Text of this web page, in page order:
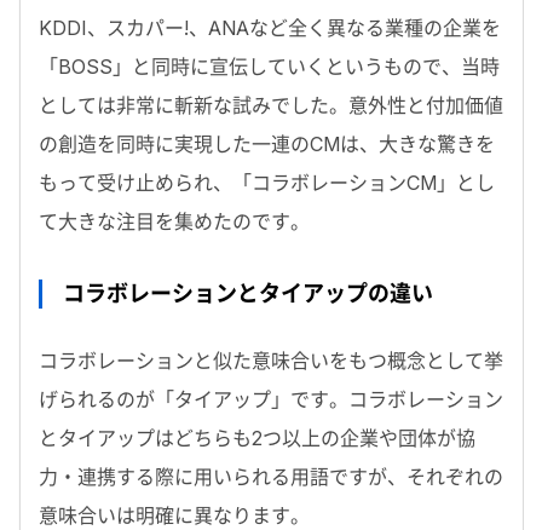
KDDI、スカパー!、ANAなど全く異なる業種の企業を
「BOSS」と同時に宣伝していくというもので、当時
としては非常に斬新な試みでした。意外性と付加価値
の創造を同時に実現した一連のCMは、大きな驚きを
もって受け止められ、「コラボレーションCM」とし
て大きな注目を集めたのです。
コラボレーションとタイアップの違い
コラボレーションと似た意味合いをもつ概念として挙
げられるのが「タイアップ」です。コラボレーション
とタイアップはどちらも2つ以上の企業や団体が協
力・連携する際に用いられる用語ですが、それぞれの
意味合いは明確に異なります。